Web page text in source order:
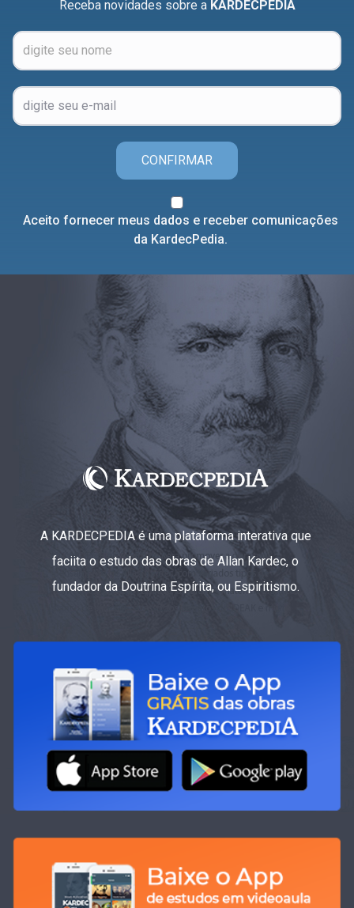
Receba novidades sobre a KARDECPEDIA
CONFIRMAR
Aceito fornecer meus dados e receber comunicações
da KardecPedia.
A KARDECPEDIA é uma plataforma interativa que
faciita o estudo das obras de Allan Kardec, o
fundador da Doutrina Espírita, ou Espiritismo.